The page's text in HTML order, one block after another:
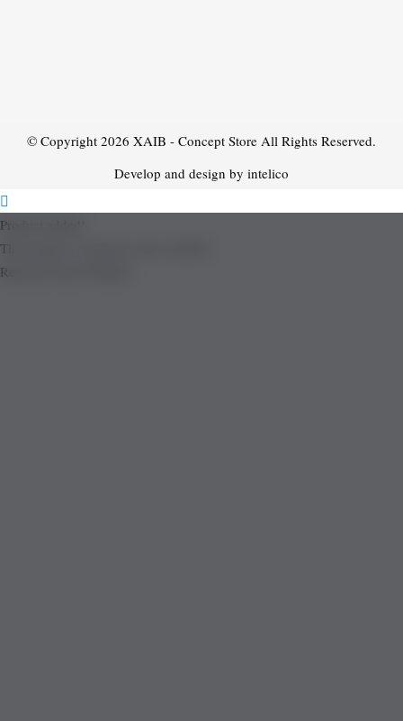
© Copyright 2026 XAIB - Concept Store All Rights Reserved.
Develop and design by intelico
Product added!
The product is already in the wishlist!
Removed from Wishlist